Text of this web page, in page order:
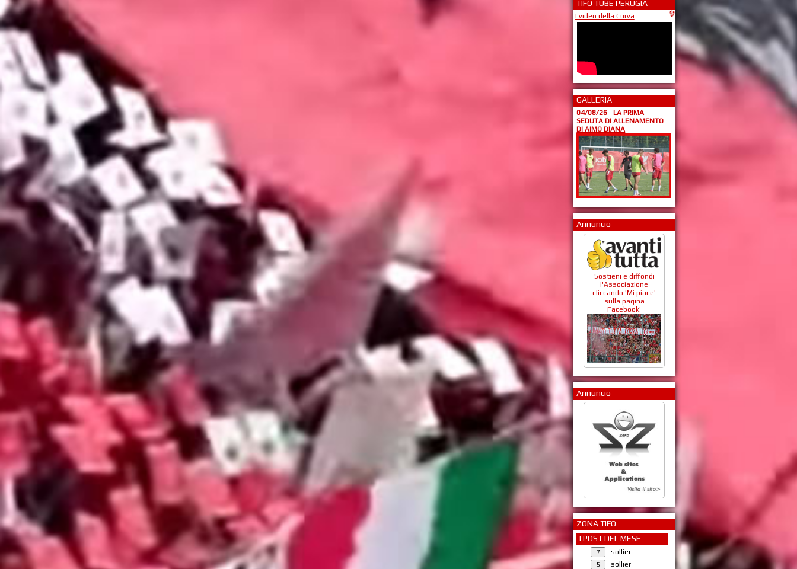
TIFO TUBE PERUGIA
I video della Curva
GALLERIA
04/08/26 - LA PRIMA
SEDUTA DI ALLENAMENTO
DI AIMO DIANA
Annuncio
Sostieni e diffondi
l'Associazione
cliccando 'Mi piace'
sulla pagina
Facebook!
Annuncio
ZONA TIFO
I POST DEL MESE
sollier
sollier